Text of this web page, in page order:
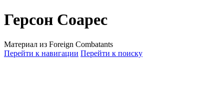
Герсон Соарес
Материал из Foreign Combatants
Перейти к навигации Перейти к поиску